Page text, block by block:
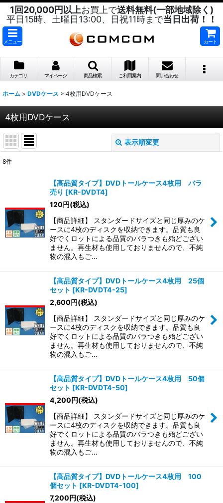
1回20,000円以上お買上で送料無料(一部地域除く)
平日15時、土曜日13:00、日祝11時まで当日出荷！！
メニュー カート
カテゴリ マイページ 商品検索 ご利用案内 問い合わせ
ホーム > DVDケース > 4枚用DVDケース
4枚用DVDケース
表示順変更
絞り込む
8件
【高品質タイプ】DVDトールケース4枚用 バラ
売り [KR-DVDT4]
120円(税込)
【商品詳細】 スタンダードサイズと同じ厚みのケ
ースに4枚のディスクを収納できます。品質も良
好でくロットによる品質のバラつきも殆どござい
ません。再生材も使用しておりませんので、不純
物の混入もご…
【高品質タイプ】DVDトールケース4枚用 25個
セット [KR-DVDT4-25]
2,600円(税込)
【商品詳細】 スタンダードサイズと同じ厚みのケ
ースに4枚のディスクを収納できます。品質も良
好でくロットによる品質のバラつきも殆どござい
ません。再生材も使用しておりませんので、不純
物の混入もご…
【高品質タイプ】DVDトールケース4枚用 50個
セット [KR-DVDT4-50]
4,200円(税込)
【商品詳細】 スタンダードサイズと同じ厚みのケ
ースに4枚のディスクを収納できます。品質も良
好でくロットによる品質のバラつきも殆どござい
ません。再生材も使用しておりませんので、不純
物の混入もご…
【高品質タイプ】DVDトールケース4枚用 100
個セット [KR-DVDT4-100]
7,200円(税込)